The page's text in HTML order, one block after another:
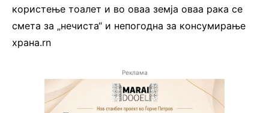
користење тоалет и во оваа земја оваа рака се
смета за „нечиста“ и непогодна за консумирање
храна.rn
Реклама